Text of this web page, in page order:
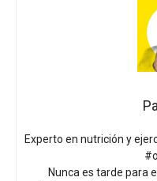
Experto en nutrición y
Nunca es tarde para